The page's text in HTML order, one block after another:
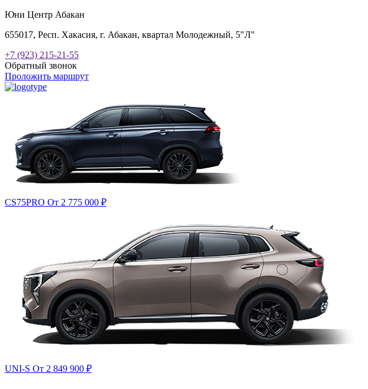
Юни Центр Абакан
655017, Респ. Хакасия, г. Абакан, квартал Молодежный, 5"Л"
+7 (923) 215-21-55
Обратный звонок
Проложить маршрут
CS75PRO От 2 775 000 ₽
UNI-S От 2 849 900 ₽